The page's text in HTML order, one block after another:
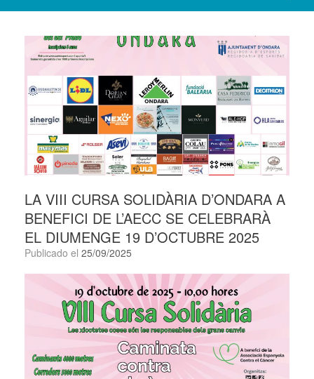
LA VIII CURSA SOLIDÀRIA D’ONDARA A
BENEFICI DE L’AECC SE CELEBRARÀ
EL DIUMENGE 19 D’OCTUBRE 2025
Publicado el 25/09/2025